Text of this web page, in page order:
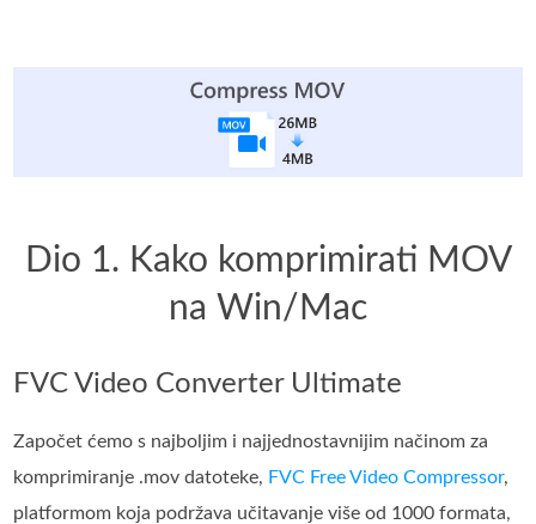
Dio 1. Kako komprimirati MOV
na Win/Mac
FVC Video Converter Ultimate
Započet ćemo s najboljim i najjednostavnijim načinom za
komprimiranje .mov datoteke, FVC Free Video Compressor,
platformom koja podržava učitavanje više od 1000 formata,